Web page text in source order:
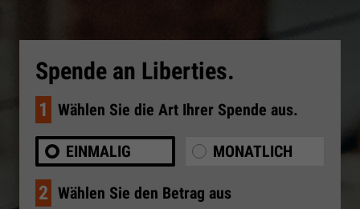
Spende an Liberties.
1 Wählen Sie die Art Ihrer Spende aus.
EINMALIG MONATLICH
2 Wählen Sie den Betrag aus